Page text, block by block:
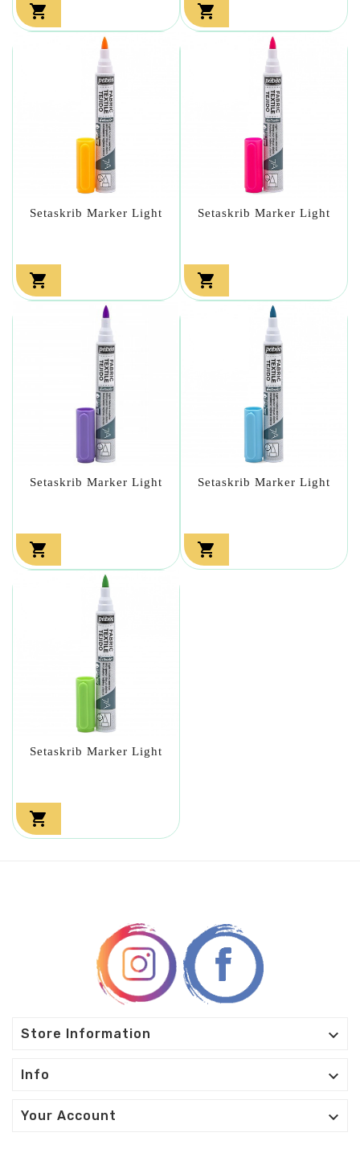
 
Setaskrib Marker Light

Setaskrib Marker Light

Setaskrib Marker Light

Setaskrib Marker Light

Setaskrib Marker Light

Store Information 
Info 
Your Account 